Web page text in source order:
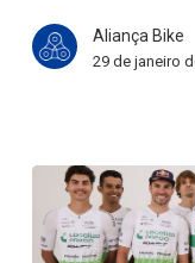
Aliança Bike
29 de janeiro